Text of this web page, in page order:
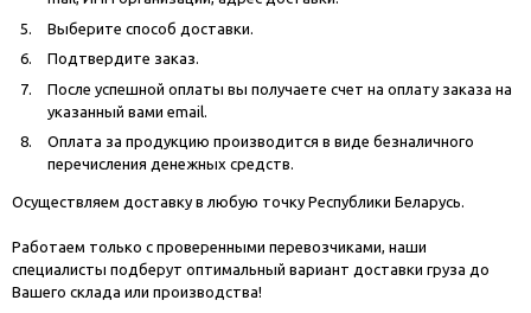
Выберите способ доставки.
Подтвердите заказ.
После успешной оплаты вы получаете счет на оплату заказа на
указанный вами email.
Оплата за продукцию производится в виде безналичного
перечисления денежных средств.
Осуществляем доставку в любую точку Республики Беларусь.
Работаем только с проверенными перевозчиками, наши
специалисты подберут оптимальный вариант доставки груза до
Вашего склада или производства!